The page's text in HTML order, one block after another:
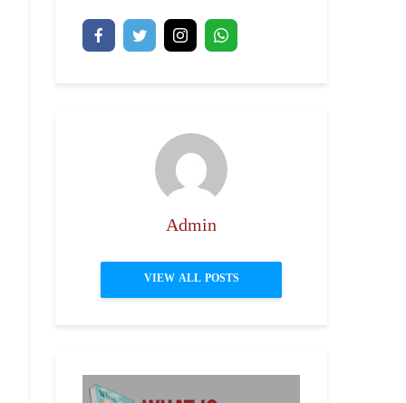
Admin
VIEW ALL POSTS